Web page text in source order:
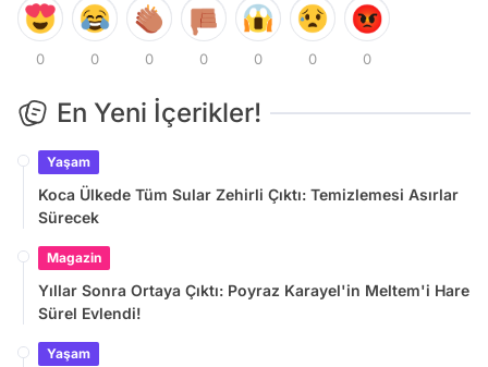
0 0 0 0 0 0 0
En Yeni İçerikler!
Yaşam
Koca Ülkede Tüm Sular Zehirli Çıktı: Temizlemesi Asırlar
Sürecek
Magazin
Yıllar Sonra Ortaya Çıktı: Poyraz Karayel'in Meltem'i Hare
Sürel Evlendi!
Yaşam